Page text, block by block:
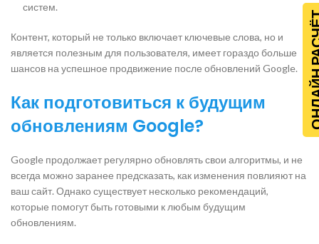
систем.
Контент, который не только включает ключевые слова, но и
является полезным для пользователя, имеет гораздо больше
шансов на успешное продвижение после обновлений Google.
Как подготовиться к будущим
обновлениям Google?
Google продолжает регулярно обновлять свои алгоритмы, и не
всегда можно заранее предсказать, как изменения повлияют на
ваш сайт. Однако существует несколько рекомендаций,
которые помогут быть готовыми к любым будущим
обновлениям.